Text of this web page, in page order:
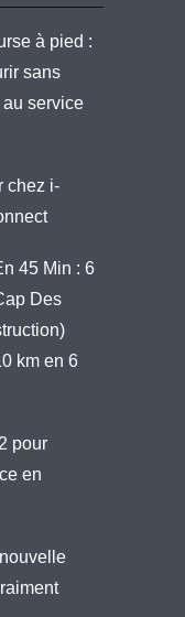
à pied :
sans
au service
chez i-
45 Min : 6
Des
km en 6
pour
en